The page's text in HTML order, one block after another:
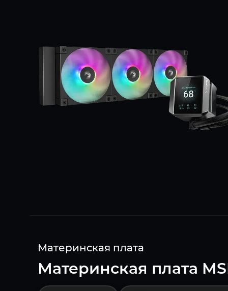
Материнская плата
Материнская плата